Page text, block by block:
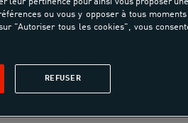
Aquatique
ou vous y opposer à tous
"Autoriser tous les cookies", vous
REFUSER